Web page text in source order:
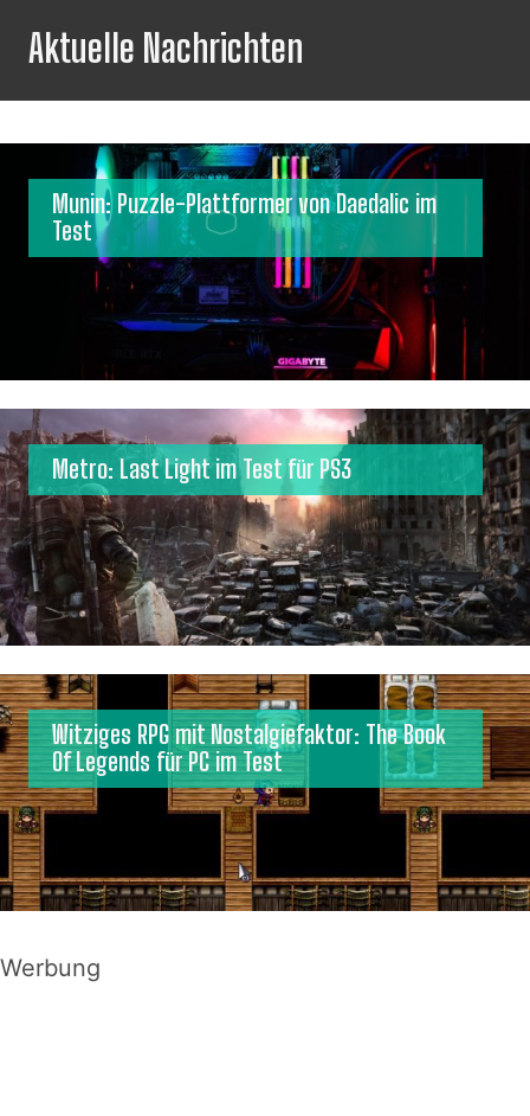
Aktuelle Nachrichten
Munin: Puzzle-Plattformer von Daedalic im
Test
Metro: Last Light im Test für PS3
Witziges RPG mit Nostalgiefaktor: The Book
Of Legends für PC im Test
Werbung